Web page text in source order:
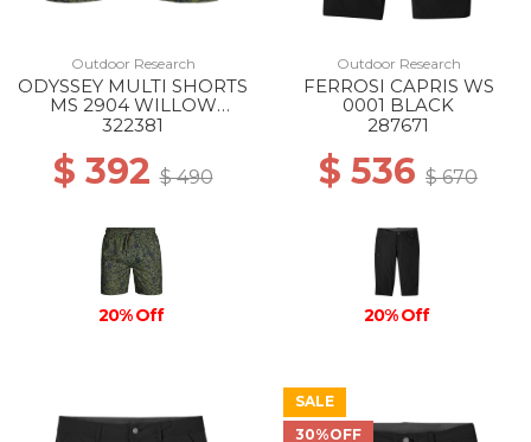
Outdoor Research
ODYSSEY MULTI SHORTS
MS 2904 WILLOW
ATOMS
322381
$ 392$ 490
20% Off
Outdoor Research
FERROSI CAPRIS WS
0001 BLACK
287671
$ 536 $ 670
20% Off
SALE
30%OFF